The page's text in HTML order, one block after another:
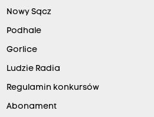
Nowy Sącz
Podhale
Gorlice
Ludzie Radia
Regulamin konkursów
Abonament